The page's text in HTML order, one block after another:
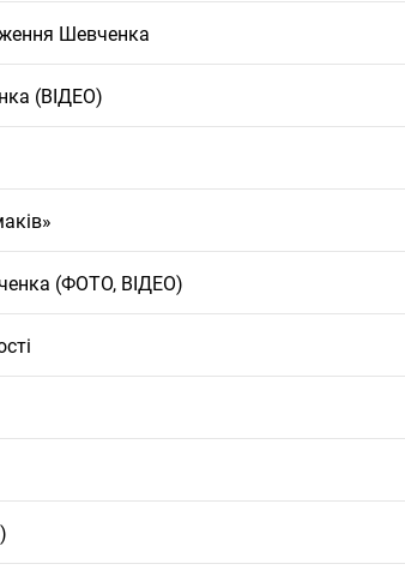
Шевченка
(ВІДЕО)
(ФОТО, ВІДЕО)